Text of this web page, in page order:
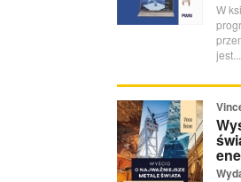
W
jest...